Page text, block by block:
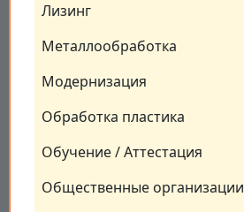
Лизинг
Металлообработка
Модернизация
Обработка пластика
Обучение / Аттестация
Общественные организации